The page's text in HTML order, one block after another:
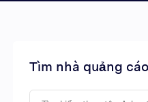
Tìm nhà quảng cáo